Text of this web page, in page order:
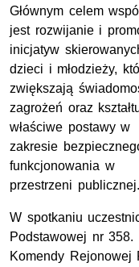
Głównym celem
jest rozwijanie i
inicjatyw
dzieci i młodzieży,
zwiększają
zagrożeń oraz
właściwe postawy w
zakresie
funkcjonowania w
przestrzeni publicznej.
W spotkaniu
Podstawowej nr
Komendy Rejonowej